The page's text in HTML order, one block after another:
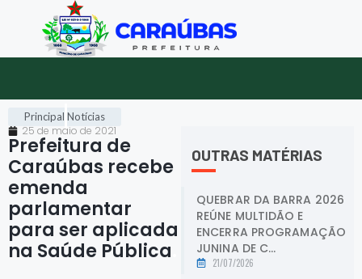
Principal Notícias
25 de maio de 2021
Prefeitura de
Caraúbas recebe
emenda
parlamentar
para ser aplicada
na Saúde Pública
OUTRAS MATÉRIAS
QUEBRAR DA BARRA 2026
REÚNE MULTIDÃO E
ENCERRA PROGRAMAÇÃO
JUNINA DE C...
21/07/2026